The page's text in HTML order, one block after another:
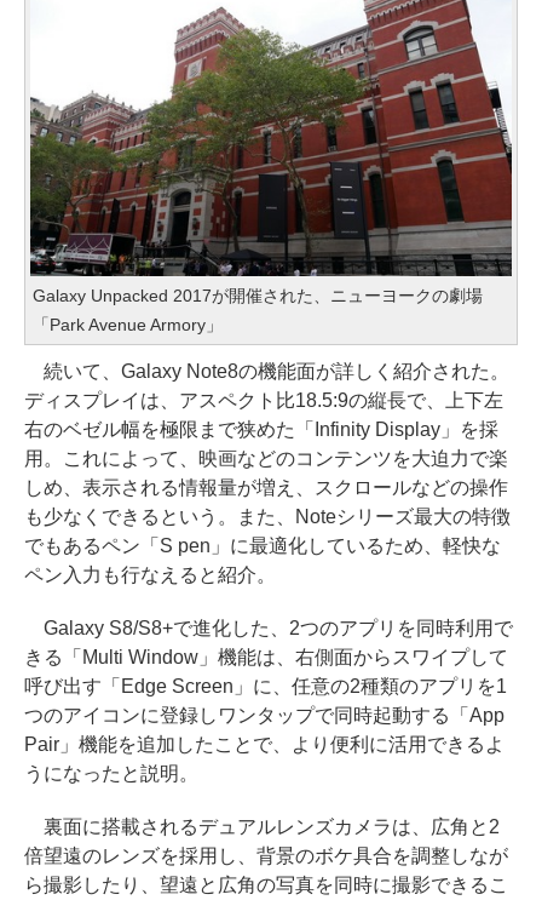
Galaxy Unpacked 2017が開催された、ニューヨークの劇場
「Park Avenue Armory」
続いて、Galaxy Note8の機能面が詳しく紹介された。
ディスプレイは、アスペクト比18.5:9の縦長で、上下左
右のベゼル幅を極限まで狭めた「Infinity Display」を採
用。これによって、映画などのコンテンツを大迫力で楽
しめ、表示される情報量が増え、スクロールなどの操作
も少なくできるという。また、Noteシリーズ最大の特徴
でもあるペン「S pen」に最適化しているため、軽快な
ペン入力も行なえると紹介。
Galaxy S8/S8+で進化した、2つのアプリを同時利用で
きる「Multi Window」機能は、右側面からスワイプして
呼び出す「Edge Screen」に、任意の2種類のアプリを1
つのアイコンに登録しワンタップで同時起動する「App
Pair」機能を追加したことで、より便利に活用できるよ
うになったと説明。
裏面に搭載されるデュアルレンズカメラは、広角と2
倍望遠のレンズを採用し、背景のボケ具合を調整しなが
ら撮影したり、望遠と広角の写真を同時に撮影できるこ